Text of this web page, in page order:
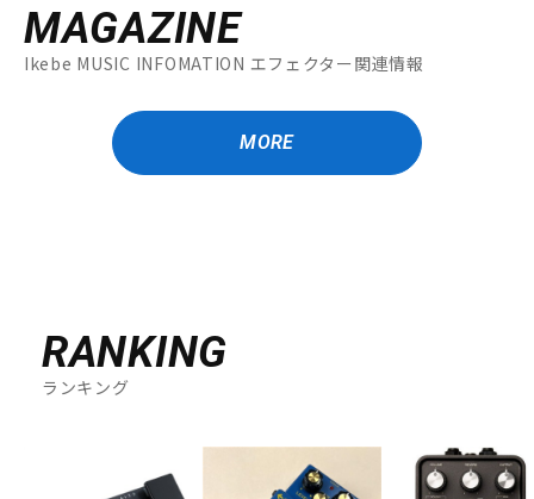
MAGAZINE
Ikebe MUSIC INFOMATION エフェクター関連情報
MORE
RANKING
ランキング